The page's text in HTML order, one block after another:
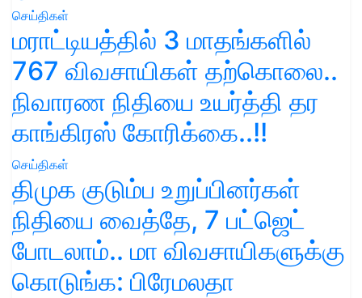
செய்திகள்
மராட்டியத்தில் 3 மாதங்களில்
767 விவசாயிகள் தற்கொலை..
நிவாரண நிதியை உயர்த்தி தர
காங்கிரஸ் கோரிக்கை..!!
செய்திகள்
திமுக குடும்ப உறுப்பினர்கள்
நிதியை வைத்தே, 7 பட்ஜெட்
போடலாம்.. மா விவசாயிகளுக்கு
கொடுங்க: பிரேமலதா